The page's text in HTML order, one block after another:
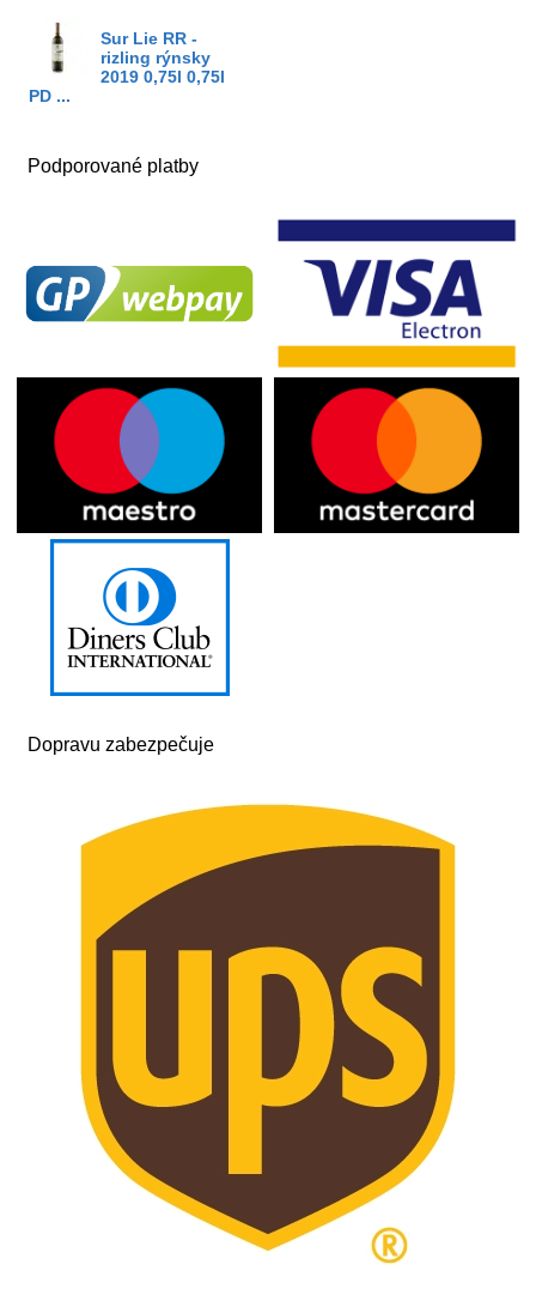
Sur Lie RR -
rizling rýnsky
2019 0,75l 0,75l
PD ...
Podporované platby
Dopravu zabezpečuje